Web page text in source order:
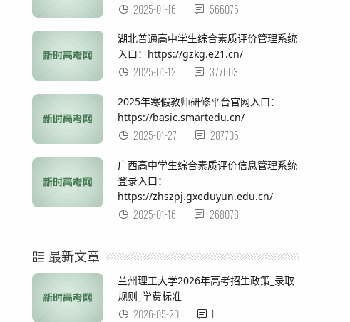
2025-01-16 566075
湖北普通高中学生综合素质评价管理系统
入口：https://gzkg.e21.cn/
2025-01-12 377603
2025年寒假教师研修平台官网入口：
https://basic.smartedu.cn/
2025-01-27 287705
广西高中学生综合素质评价信息管理系统
登录入口：
https://zhszpj.gxeduyun.edu.cn/
2025-01-16 268078
最新文章
兰州理工大学2026年高考招生政策_录取
规则_学费标准
2026-05-20 1